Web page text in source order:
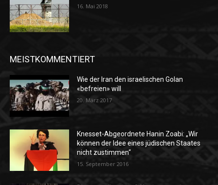
16. Mai 2018
MEISTKOMMENTIERT
Wie der Iran den israelischen Golan
«befreien» will
20. März 2017
Knesset-Abgeordnete Hanin Zoabi: „Wir
können der Idee eines jüdischen Staates
nicht zustimmen“
15. September 2016